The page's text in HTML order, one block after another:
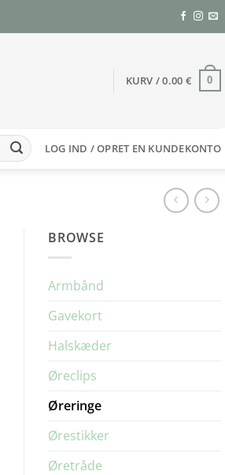
KURV /0.00 € 0
LOG IND / OPRET EN KUNDEKONTO
BROWSE
Armbånd
Gavekort
Halskæder
Øreclips
Øreringe
Ørestikker
Øretråde